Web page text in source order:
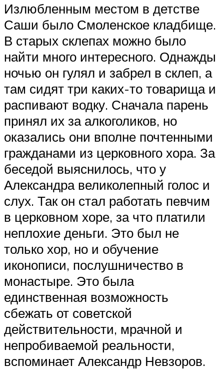
Излюбленным местом в детстве
Саши было Смоленское кладбище.
В старых склепах можно было
найти много интересного. Однажды
ночью он гулял и забрел в склеп, а
там сидят три каких-то товарища и
распивают водку. Сначала парень
принял их за алкоголиков, но
оказались они вполне почтенными
гражданами из церковного хора. За
беседой выяснилось, что у
Александра великолепный голос и
слух. Так он стал работать певчим
в церковном хоре, за что платили
неплохие деньги. Это был не
только хор, но и обучение
иконописи, послушничество в
монастыре. Это была
единственная возможность
сбежать от советской
действительности, мрачной и
непробиваемой реальности,
вспоминает Александр Невзоров.